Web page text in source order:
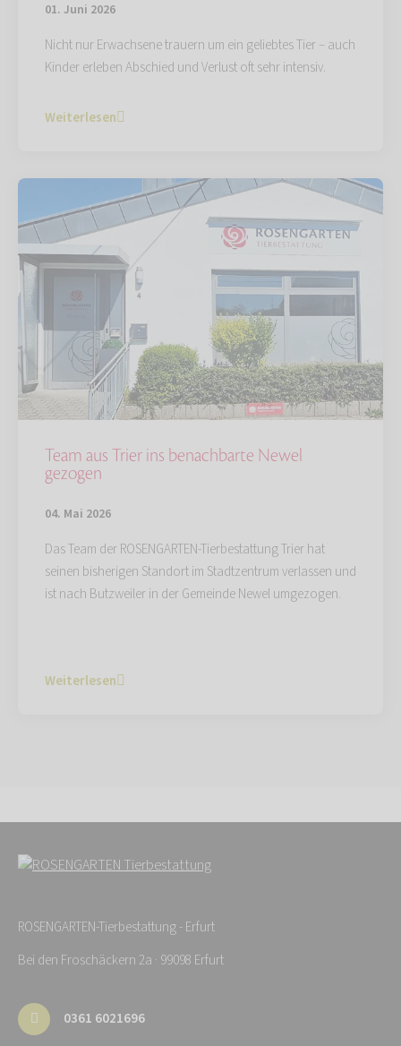
01. Juni 2026
Nicht nur Erwachsene trauern um ein geliebtes Tier – auch
Kinder erleben Abschied und Verlust oft sehr intensiv.
Weiterlesen
Team aus Trier ins benachbarte Newel
gezogen
04. Mai 2026
Das Team der ROSENGARTEN-Tierbestattung Trier hat
seinen bisherigen Standort im Stadtzentrum verlassen und
ist nach Butzweiler in der Gemeinde Newel umgezogen.
Weiterlesen
ROSENGARTEN-Tierbestattung - Erfurt
Bei den Froschäckern 2a · 99098 Erfurt
0361 6021696